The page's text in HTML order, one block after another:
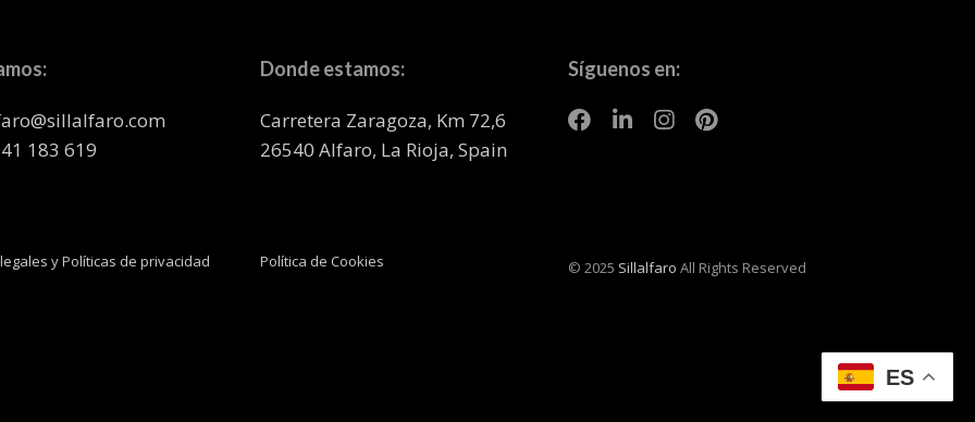
183 619
y Políticas de privacidad
Donde estamos:
Carretera Zaragoza, Km 72,6
26540 Alfaro, La Rioja, Spain
Política de Cookies
Síguenos en:
© 2025 Sillalfaro All Rights Reserved
ES